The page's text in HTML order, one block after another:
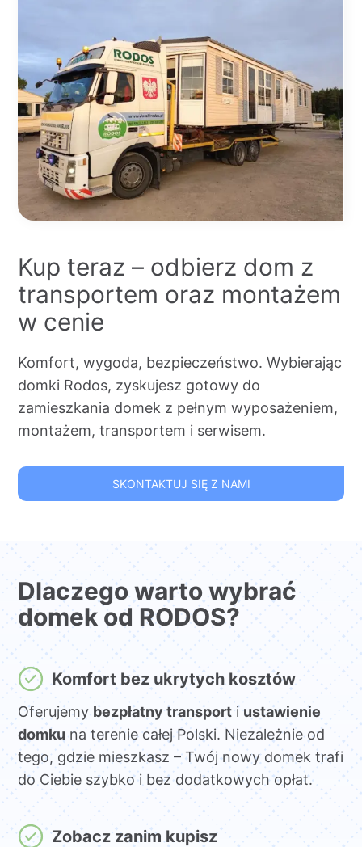
Kup teraz – odbierz dom z
transportem oraz montażem
w cenie
Komfort, wygoda, bezpieczeństwo. Wybierając
domki Rodos, zyskujesz gotowy do
zamieszkania domek z pełnym wyposażeniem,
montażem, transportem i serwisem.
SKONTAKTUJ SIĘ Z NAMI
Dlaczego warto wybrać
domek od RODOS?
Komfort bez ukrytych kosztów
Oferujemybezpłatny transporti ustawienie
domkuna terenie całej Polski. Niezależnie od
tego, gdzie mieszkasz – Twój nowy domek trafi
do Ciebie szybko i bez dodatkowych opłat.
Zobacz zanim kupisz